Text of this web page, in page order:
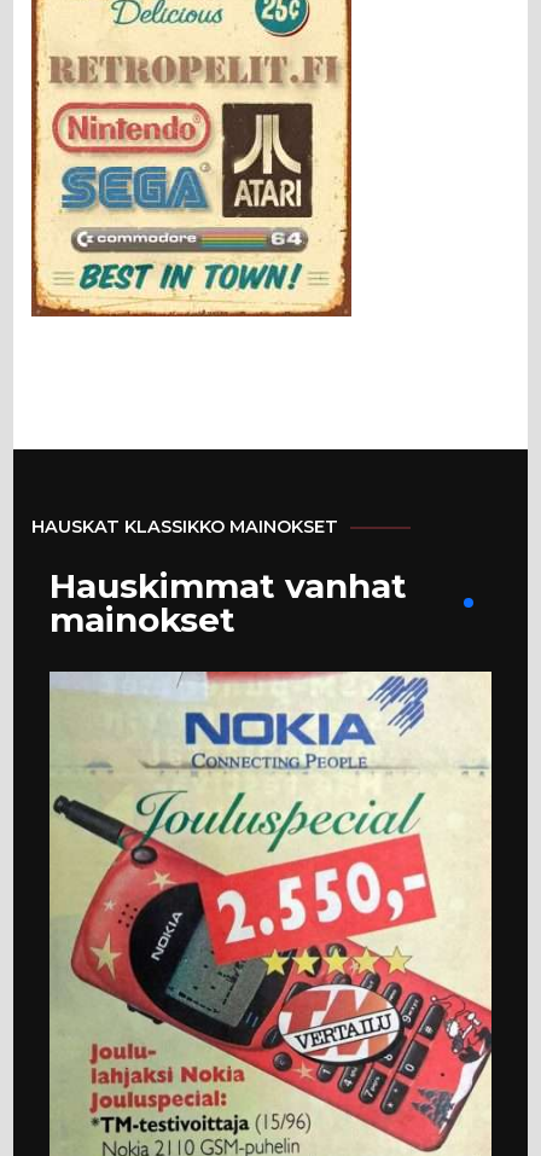
HAUSKAT KLASSIKKO MAINOKSET
Hauskimmat vanhat
mainokset